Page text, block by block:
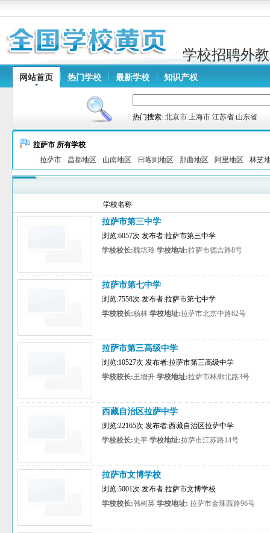
学校招聘外教
网站首页 热门学校 最新学校 知识产权
热门搜索: 北京市 上海市 江苏省 山东省
拉萨市 所有学校
拉萨市
昌都地区 山南地区 日喀则地区 那曲地区 阿里地区 林芝
学校名称
拉萨市第三中学
浏览:6057次 发布者:拉萨市第三中学
学校校长:魏培玲 学校地址:拉萨市德吉路8号
拉萨市第七中学
浏览:7558次 发布者:拉萨市第七中学
学校校长:杨林 学校地址:拉萨市北京中路62号
拉萨市第三高级中学
浏览:10527次 发布者:拉萨市第三高级中学
学校校长:王增升 学校地址:拉萨市林廊北路3号
西藏自治区拉萨中学
浏览:22165次 发布者:西藏自治区拉萨中学
学校校长:史平 学校地址:拉萨市江苏路14号
拉萨市文博学校
浏览:5001次 发布者:拉萨市文博学校
学校校长:韩树英 学校地址: 拉萨市金珠西路96号